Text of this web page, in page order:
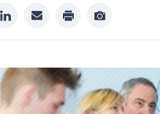
linkedinmail print
Afficher